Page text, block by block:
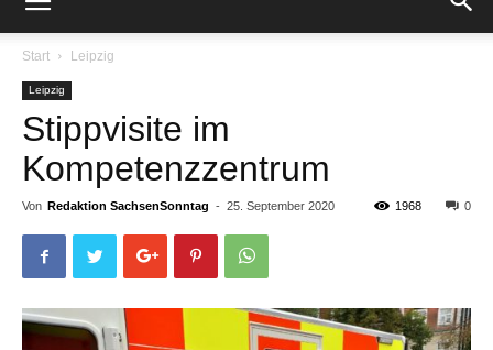
Start Leipzig
Leipzig
Stippvisite im
Kompetenzzentrum
Von Redaktion SachsenSonntag - 25. September 2020 0
1968